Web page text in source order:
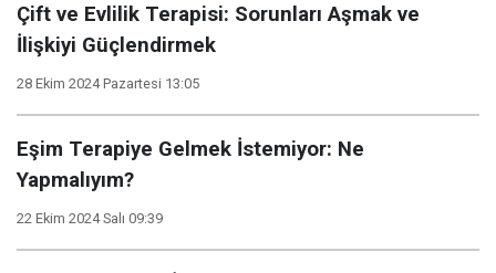
Çift ve Evlilik Terapisi: Sorunları Aşmak ve
İlişkiyi Güçlendirmek
28 Ekim 2024 Pazartesi 13:05
Eşim Terapiye Gelmek İstemiyor: Ne
Yapmalıyım?
22 Ekim 2024 Salı 09:39